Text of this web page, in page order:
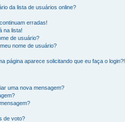
da lista de usuários online?
erradas!
na lista!
de usuário?
nome de usuário?
página aparece solicitando que eu faça o login?!
uma nova mensagem?
de voto?